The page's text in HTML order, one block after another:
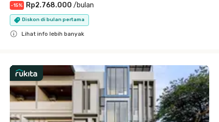
-15% Rp2.768.000 /bulan
Diskon di bulan pertama
Lihat info lebih banyak